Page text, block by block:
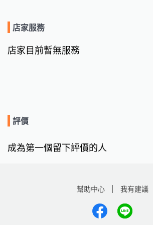
店家服務
店家目前暫無服務
評價
成為第一個留下評價的人
幫助中心 我有建議